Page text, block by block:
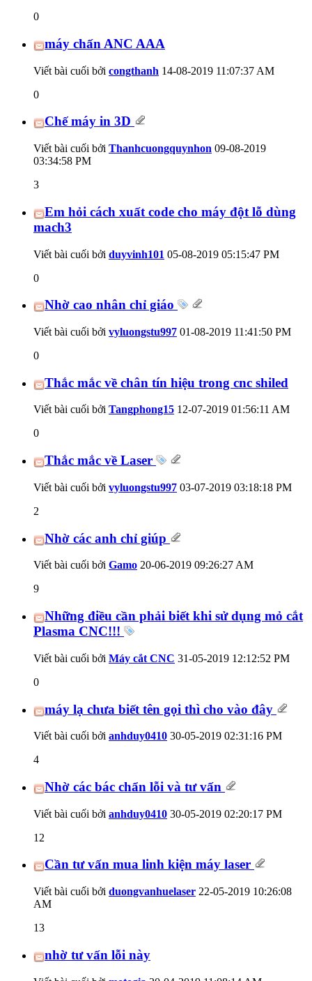
0
máy chấn ANC AAA
Viết bài cuối bởi congthanh 14-08-2019 11:07:37 AM
0
Chế máy in 3D
Viết bài cuối bởi Thanhcuongquynhon 09-08-2019
03:34:58 PM
3
Em hỏi cách xuất code cho máy đột lỗ dùng
mach3
Viết bài cuối bởi duyvinh101 05-08-2019 05:15:47 PM
0
Nhờ cao nhân chỉ giáo
Viết bài cuối bởi vyluongstu997 01-08-2019 11:41:50 PM
0
Thắc mắc về chân tín hiệu trong cnc shiled
Viết bài cuối bởi Tangphong15 12-07-2019 01:56:11 AM
0
Thắc mắc về Laser
Viết bài cuối bởi vyluongstu997 03-07-2019 03:18:18 PM
2
Nhờ các anh chỉ giúp
Viết bài cuối bởi Gamo 20-06-2019 09:26:27 AM
9
Những điều cần phải biết khi sử dụng mỏ cắt
Plasma CNC!!!
Viết bài cuối bởi Máy cắt CNC 31-05-2019 12:12:52 PM
0
máy lạ chưa biết tên gọi thì cho vào đây
Viết bài cuối bởi anhduy0410 30-05-2019 02:31:16 PM
4
Nhờ các bác chẩn lỗi và tư vấn
Viết bài cuối bởi anhduy0410 30-05-2019 02:20:17 PM
12
Cần tư vấn mua linh kiện máy laser
Viết bài cuối bởi duongvanhuelaser 22-05-2019 10:26:08
AM
13
nhờ tư vấn lỗi này